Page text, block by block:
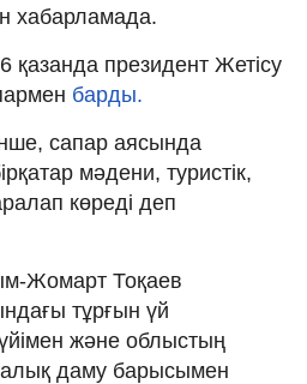
хабарламада.
қазанда президент Жетісу
барды.
сапар аясында
мәдени, туристік,
көреді деп
Жомарт Тоқаев
тұрғын үй
және облыстың
даму барысымен